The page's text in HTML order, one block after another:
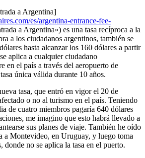
a Argentina]
es/argentina-entrance-fee-
a Argentina») es una tasa recíproca a la
a los ciudadanos argentinos, también se
hasta alcanzar los 160 dólares a partir
aplica a cualquier ciudadano
en el país a través del aeropuerto de
única válida durante 10 años.
tasa, que entró en vigor el 20 de
o no al turismo en el país. Teniendo
de cuatro miembros pagaría 640 dólares
me imagino que esto habrá llevado a
sus planes de viaje. También he oído
a Montevideo, en Uruguay, y luego toma
donde no se aplica la tasa en el puerto.